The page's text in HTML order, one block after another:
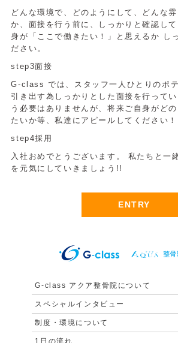
どんな環境で、どのようにして、どんな
か、面接を行う前に、しっかりと確認し
身が「ここで働きたい！」と思えるか し
ださい。
step3面接
G-class では、スタッフ一人ひとりのポ
引き出す為しっかりとした面接を行って
う必要はありませんが、将来ご自身がど
たいか等、私達にアピールしてください！
step4採用
入社おめでとうございます。 私たちと一
を元気にしていきましょう!!
ENTRY
G-class アクア整骨院について
スペシャルインタビュー
制度・環境について
1日の流れ